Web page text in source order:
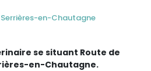
en-Chautagne
se situant Route de
en-Chautagne.